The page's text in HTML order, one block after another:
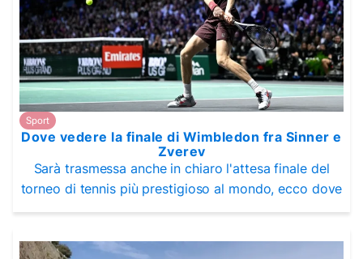
Sport
Dove vedere la finale di Wimbledon fra Sinner e
Zverev
Sarà trasmessa anche in chiaro l'attesa finale del
torneo di tennis più prestigioso al mondo, ecco dove